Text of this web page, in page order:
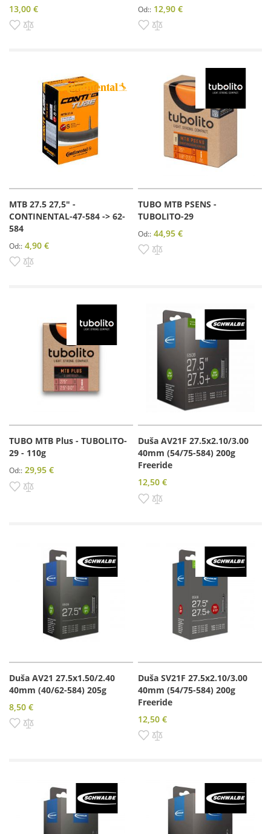
13,00 €
Pridať do zoznamu prianí
Od: 12,90 €
Pridať do zoznamu prianí
MTB 27.5 27,5" -
CONTINENTAL-47-584 -> 62-
584
Od: 4,90 €
Pridať do zoznamu prianí
TUBO MTB PSENS -
TUBOLITO-29
Od: 44,95 €
Pridať do zoznamu prianí
TUBO MTB Plus - TUBOLITO-
29 - 110g
Od: 29,95 €
Pridať do zoznamu prianí
Duša AV21F 27.5x2.10/3.00
40mm (54/75-584) 200g
Freeride
12,50 €
Pridať do zoznamu prianí
Duša AV21 27.5x1.50/2.40
40mm (40/62-584) 205g
8,50 €
Pridať do zoznamu prianí
Duša SV21F 27.5x2.10/3.00
40mm (54/75-584) 200g
Freeride
12,50 €
Pridať do zoznamu prianí